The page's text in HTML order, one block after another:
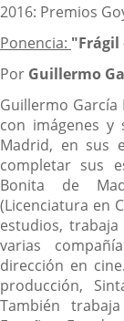
una
aplicación
2016: Premios
Ponencia:
Por Guillermo
Guillermo García
con imágenes y
Madrid, en sus
completar sus
Bonita de
(Licenciatura en
estudios,
varias
dirección en
producción,
También